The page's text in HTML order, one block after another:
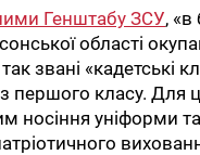
Генштабу ЗСУ, «в
області
звані «кадетські
першого класу. Для
носіння уніформи